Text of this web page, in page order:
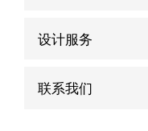
品牌故事
设计服务
定制服务
联系我们